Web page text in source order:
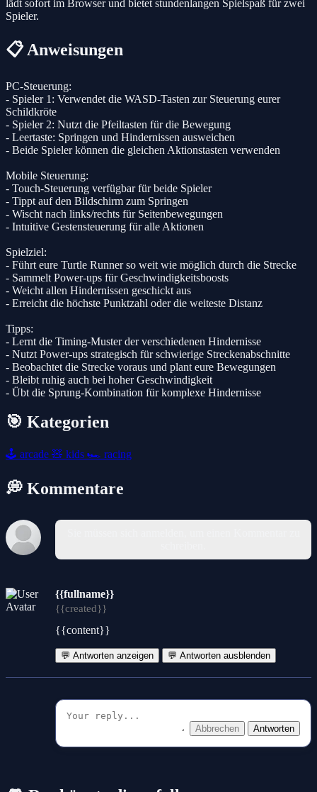
lädt sofort im Browser und bietet stundenlangen Spielspaß für zwei
Spieler.
📋 Anweisungen
PC-Steuerung:
- Spieler 1: Verwendet die WASD-Tasten zur Steuerung eurer
Schildkröte
- Spieler 2: Nutzt die Pfeiltasten für die Bewegung
- Leertaste: Springen und Hindernissen ausweichen
- Beide Spieler können die gleichen Aktionstasten verwenden
Mobile Steuerung:
- Touch-Steuerung verfügbar für beide Spieler
- Tippt auf den Bildschirm zum Springen
- Wischt nach links/rechts für Seitenbewegungen
- Intuitive Gestensteuerung für alle Aktionen
Spielziel:
- Führt eure Turtle Runner so weit wie möglich durch die Strecke
- Sammelt Power-ups für Geschwindigkeitsboosts
- Weicht allen Hindernissen geschickt aus
- Erreicht die höchste Punktzahl oder die weiteste Distanz
Tipps:
- Lernt die Timing-Muster der verschiedenen Hindernisse
- Nutzt Power-ups strategisch für schwierige Streckenabschnitte
- Beobachtet die Strecke voraus und plant eure Bewegungen
- Bleibt ruhig auch bei hoher Geschwindigkeit
- Übt die Sprung-Kombination für komplexe Hindernisse
🎯 Kategorien
🕹️ arcade 🧸 kids 🏎️ racing
💭 Kommentare
{{fullname}}
{{created}}
{{content}}
💬 Antworten anzeigen 💬 Antworten ausblenden
Abbrechen Antworten